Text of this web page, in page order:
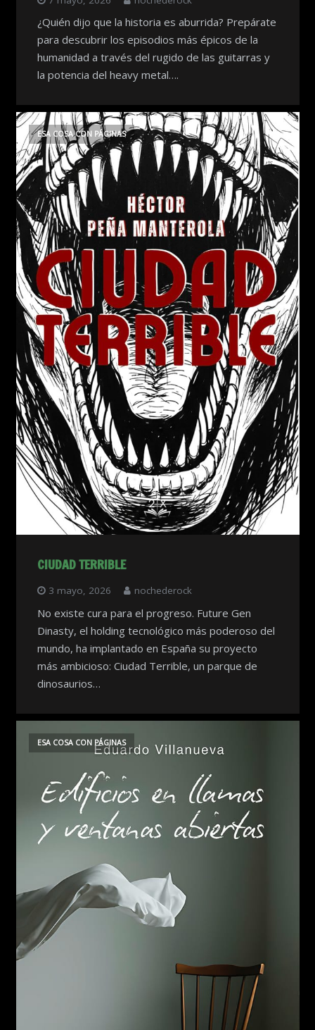
¿Quién dijo que la historia es aburrida? Prepárate
para descubrir los episodios más épicos de la
humanidad a través del rugido de las guitarras y
la potencia del heavy metal….
CIUDAD TERRIBLE
3 mayo, 2026 nochederock
ESA COSA CON PÁGINAS
No existe cura para el progreso. Future Gen
Dinasty, el holding tecnológico más poderoso del
mundo, ha implantado en España su proyecto
más ambicioso: Ciudad Terrible, un parque de
dinosaurios…
ESA COSA CON PÁGINAS